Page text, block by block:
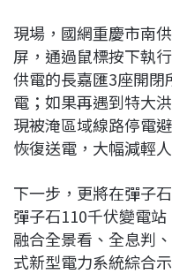
現場，國網重慶市南
屏，通過鼠標按下執
供電的長嘉匯3座開
電；如果再遇到特大
現被淹區域線路停電
恢復送電，大幅減輕
下一步，更將在彈子
彈子石110千伏變電
融合全景看、全息判
式新型電力系統綜合